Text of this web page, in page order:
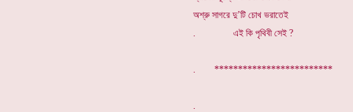
অশ্রু সাগরে দু’টি চোখ ভরাতেই
. এই কি পৃথিবী সেই ?
. *************************